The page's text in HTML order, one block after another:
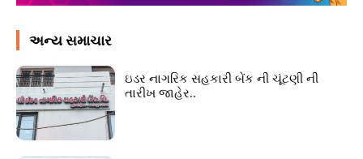
અન્ય સમાચાર
ઇડર નાગરિક સહકારી બેંક ની ચૂંટણી ની
તારીખ જાહેર..